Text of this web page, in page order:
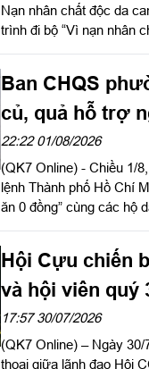
Nạn nhân chất độc da
trình đi bộ “Vì nạn nhân
Ban CHQS
củ, quả hỗ trợ
22:22 01/08/2026
(QK7 Online) - Chiều 1/
lệnh Thành phố Hồ Chí
ăn 0 đồng” cùng các hộ
Hội Cựu chiến
và hội viên quý
17:57 30/07/2026
(QK7 Online) – Ngày
thoại giữa lãnh đạo Hội